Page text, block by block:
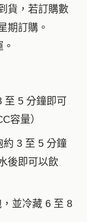
貨，若訂購數
期訂購。
5 分鐘即可
容量）
3 至 5 分鐘
後即可以飲
並冷藏 6 至 8